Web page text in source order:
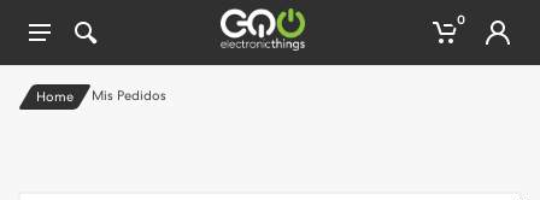
0
Home Mis Pedidos